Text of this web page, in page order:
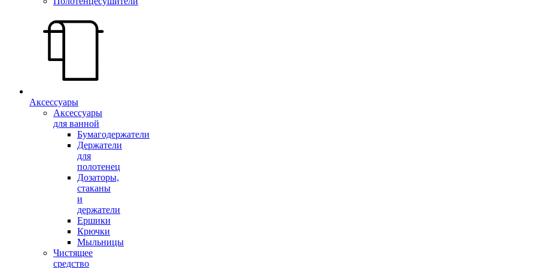
Аксессуары
Аксессуары
для ванной
Бумагодержатели
Держатели
для
полотенец
Дозаторы,
стаканы
и
держатели
Ершики
Крючки
Мыльницы
Чистящее
средство